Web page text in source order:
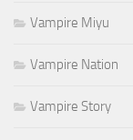
Vampire Miyu
Vampire Nation
Vampire Story